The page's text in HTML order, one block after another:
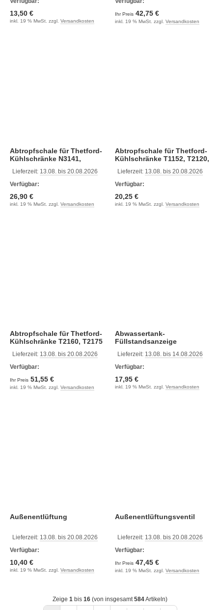
13,50 €
inkl. 19 % MwSt. zzgl. Versandkosten
Ihr Preis 42,75 €
inkl. 19 % MwSt. zzgl. Versandkosten
Abtropfschale für Thetford-
Kühlschränke N3141,
Lieferzeit: 13.08. bis 20.08.2026
Verfügbar:
26,90 €
inkl. 19 % MwSt. zzgl. Versandkosten
Abtropfschale für Thetford-
Kühlschränke T1152, T2120,
Lieferzeit: 13.08. bis 20.08.2026
Verfügbar:
20,25 €
inkl. 19 % MwSt. zzgl. Versandkosten
Abtropfschale für Thetford-
Kühlschränke T2160, T2175
Lieferzeit: 13.08. bis 20.08.2026
Verfügbar:
Ihr Preis 51,55 €
inkl. 19 % MwSt. zzgl. Versandkosten
Abwassertank-
Füllstandsanzeige
Lieferzeit: 13.08. bis 14.08.2026
Verfügbar:
17,95 €
inkl. 19 % MwSt. zzgl. Versandkosten
Außenentlüftung
Lieferzeit: 13.08. bis 20.08.2026
Verfügbar:
10,40 €
inkl. 19 % MwSt. zzgl. Versandkosten
Außenentlüftungsventil
Lieferzeit: 13.08. bis 20.08.2026
Verfügbar:
Ihr Preis 47,45 €
inkl. 19 % MwSt. zzgl. Versandkosten
Zeige 1 bis 16 (von insgesamt584Artikeln)